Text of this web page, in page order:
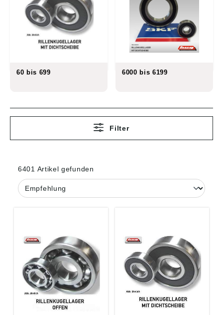
60 bis 699 6000 bis 6199
Filter
6401 Artikel gefunden